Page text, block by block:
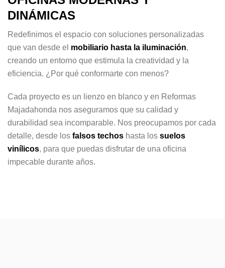
DINÁMICAS
Redefinimos el espacio con soluciones personalizadas
que van desde el mobiliario hasta la iluminación,
creando un entorno que estimula la creatividad y la
eficiencia. ¿Por qué conformarte con menos?
Cada proyecto es un lienzo en blanco y en Reformas
Majadahonda nos aseguramos que su calidad y
durabilidad sea incomparable. Nos preocupamos por cada
detalle, desde los falsos techos hasta los suelos
vinílicos, para que puedas disfrutar de una oficina
impecable durante años.